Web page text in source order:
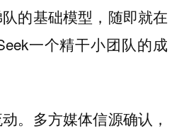
的基础模型，随即就在
一个精干小团队的成
。多方媒体信源确认，